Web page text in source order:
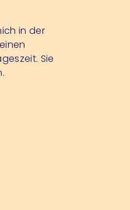
in der
Sie